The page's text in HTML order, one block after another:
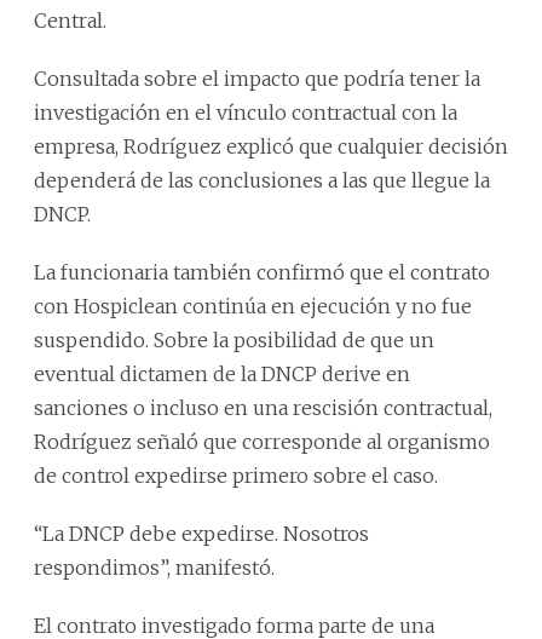
Central.
Consultada sobre el impacto que podría tener la
investigación en el vínculo contractual con la
empresa, Rodríguez explicó que cualquier decisión
dependerá de las conclusiones a las que llegue la
DNCP.
La funcionaria también confirmó que el contrato
con Hospiclean continúa en ejecución y no fue
suspendido. Sobre la posibilidad de que un
eventual dictamen de la DNCP derive en
sanciones o incluso en una rescisión contractual,
Rodríguez señaló que corresponde al organismo
de control expedirse primero sobre el caso.
“La DNCP debe expedirse. Nosotros
respondimos”, manifestó.
El contrato investigado forma parte de una